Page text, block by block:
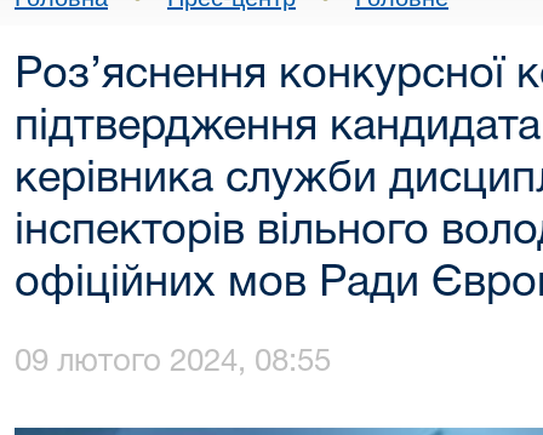
Роз’яснення конкурсної
підтвердження
керівника служби
інспекторів вільного
офіційних мов Ради
09 лютого 2024, 08:55